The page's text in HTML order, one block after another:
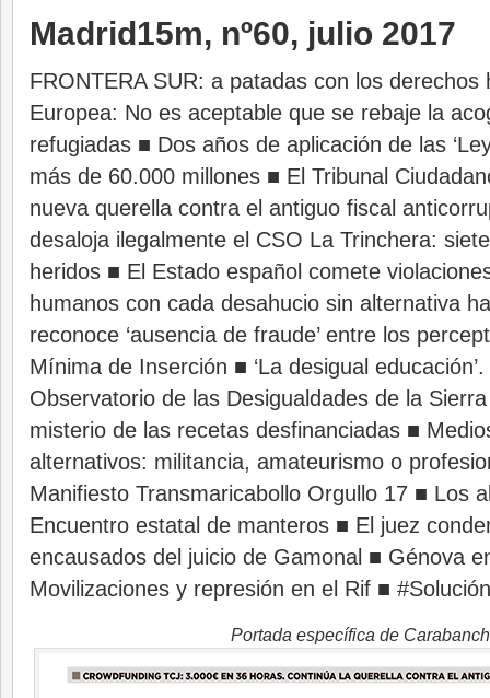
Madrid15m, nº60, julio 2017
FRONTERA SUR: a patadas con los derechos
Europea: No es aceptable que se rebaje la
refugiadas ■ Dos años de aplicación de las
más de 60.000 millones ■ El Tribunal
nueva querella contra el antiguo fiscal
desaloja ilegalmente el CSO La Trinchera:
heridos ■ El Estado español comete
humanos con cada desahucio sin alternativa
reconoce ‘ausencia de fraude’ entre los
Mínima de Inserción ■ ‘La desigual
Observatorio de las Desigualdades de la
misterio de las recetas desfinanciadas ■
alternativos: militancia, amateurismo o
Manifiesto Transmaricabollo Orgullo 17 ■ Los
Encuentro estatal de manteros ■ El juez
encausados del juicio de Gamonal ■ Génova
Movilizaciones y represión en el Rif ■
Portada específica de